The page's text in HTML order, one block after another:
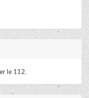
le 112.